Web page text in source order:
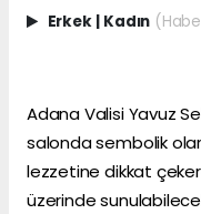
Erkek Kadın
Adana Valisi Yavuz
salonda sembolik
lezzetine dikkat
üzerinde